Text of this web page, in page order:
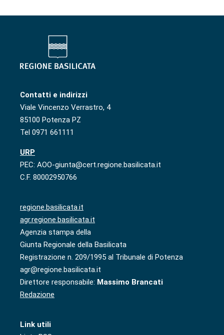
Contatti e indirizzi
Viale Vincenzo Verrastro, 4
85100 Potenza PZ
Tel 0971 661111
URP
PEC: AOO-giunta@cert.regione.basilicata.it
C.F. 80002950766
regione.basilicata.it
agr.regione.basilicata.it
Agenzia stampa della
Giunta Regionale della Basilicata
Registrazione n. 209/1995 al Tribunale di Potenza
agr@regione.basilicata.it
Direttore responsabile: Massimo Brancati
Redazione
Link utili